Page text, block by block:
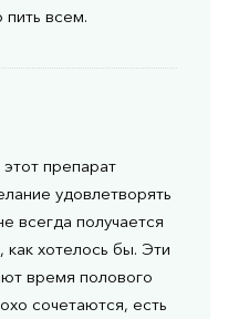
всем.
препарат
удовлетворять
всегда получается
как хотелось бы. Эти
время полового
сочетаются, есть